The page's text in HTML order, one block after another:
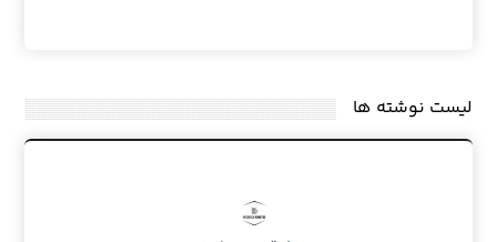
لیست نوشته ها